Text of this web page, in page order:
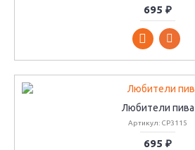
695 ₽
Любители пива
Артикул: СР3115
695 ₽